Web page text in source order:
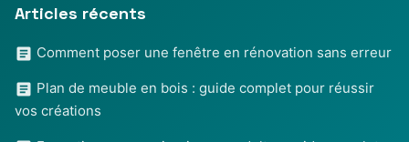
Articles récents
Comment poser une fenêtre en rénovation sans erreur
Plan de meuble en bois : guide complet pour réussir
vos créations